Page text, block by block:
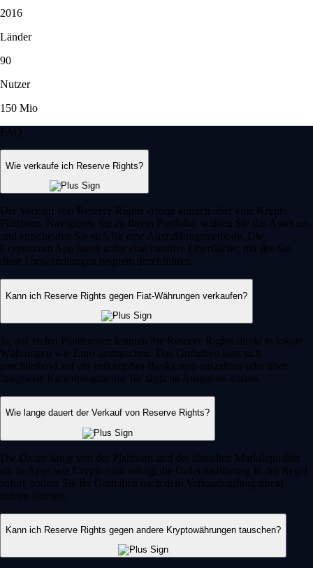
2016
Länder
90
Nutzer
150 Mio
FAQ
Wie verkaufe ich Reserve Rights?
Der Verkauf von Reserve Rights erfolgt einfach über eine Krypto-
Plattform. Navigieren Sie zu Ihrem Portfolio, wählen Sie das Asset aus
und entscheiden Sie sich für eine Auszahlungsmethode. Die
Crypto.com App bietet dafür eine intuitive Oberfläche, mit der Sie
diese Umwandlungen bequem durchführen.
Kann ich Reserve Rights gegen Fiat-Währungen verkaufen?
Ja, auf vielen Plattformen können Sie Reserve Rights direkt in lokale
Währungen wie Euro umtauschen. Das Guthaben lässt sich
anschließend auf ein verknüpftes Bankkonto auszahlen oder über
integrierte Kartenprogramme für tägliche Ausgaben nutzen.
Wie lange dauert der Verkauf von Reserve Rights?
Die Dauer hängt von der Plattform und der aktuellen Marktliquidität
ab. In Apps wie Crypto.com erfolgt die Orderausführung in der Regel
sofort, sodass Sie Ihr Guthaben nach dem Verkaufsauftrag direkt
nutzen können.
Kann ich Reserve Rights gegen andere Kryptowährungen tauschen?